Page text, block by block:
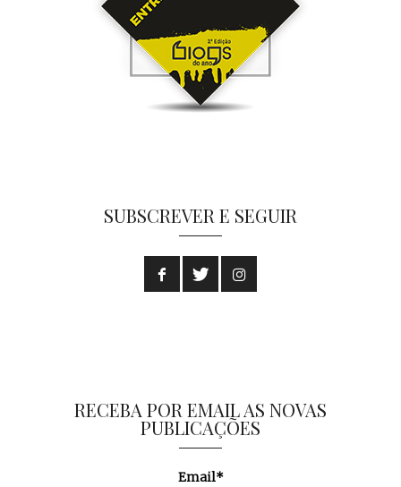
SUBSCREVER E SEGUIR
RECEBA POR EMAIL AS NOVAS
PUBLICAÇÕES
Email*